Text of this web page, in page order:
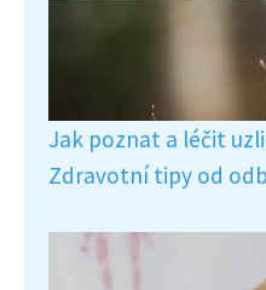
Jak poznat a léčit
Zdravotní tipy od